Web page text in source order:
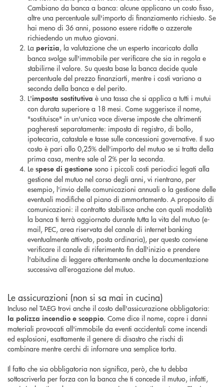
Cambiano da banca a banca: alcune applicano un costo fisso,
altre una percentuale sull'importo di finanziamento richiesto. Se
hai meno di 36 anni, possono essere ridotte o azzerate
richiedendo un mutuo giovani.
La perizia, la valutazione che un esperto incaricato dalla
banca svolge sull'immobile per verificare che sia in regola e
stabilirne il valore. Su questa base la banca decide quale
percentuale del prezzo finanziarti, mentre i costi variano a
seconda della banca e del perito.
L'imposta sostitutiva è una tassa che si applica a tutti i mutui
con durata superiore a 18 mesi. Come suggerisce il nome,
"sostituisce" in un'unica voce diverse imposte che altrimenti
pagheresti separatamente: imposta di registro, di bollo,
ipotecaria, catastale e tasse sulle concessioni governative. Il suo
costo è pari allo 0,25% dell'importo del mutuo se si tratta della
prima casa, mentre sale al 2% per la seconda.
Le spese di gestione sono i piccoli costi periodici legati alla
gestione del mutuo nel corso degli anni, vi rientrano, per
esempio, l'invio delle comunicazioni annuali o la gestione delle
eventuali modifiche al piano di ammortamento. A proposito di
comunicazioni: il contratto stabilisce anche con quali modalità
la banca ti terrà aggiornato durante tutta la vita del mutuo (e-
mail, PEC, area riservata del canale di internet banking
eventualmente attivato, posta ordinaria), per questo conviene
verificare il canale di riferimento fin dall'inizio e prendere
l'abitudine di leggere attentamente anche la documentazione
successiva all’erogazione del mutuo.
Le assicurazioni (non si sa mai in cucina)
Incluso nel TAEG trovi anche il costo dell'assicurazione obbligatoria:
la polizza incendio e scoppio. Come dice il nome, copre i danni
materiali provocati all'immobile da eventi accidentali come incendi
ed esplosioni, esattamente il genere di disastro che rischi di
combinare mentre cerchi di infornare una semplice torta.
Il fatto che sia obbligatoria non significa, però, che tu debba
sottoscriverla per forza con la banca che ti concede il mutuo, infatti,